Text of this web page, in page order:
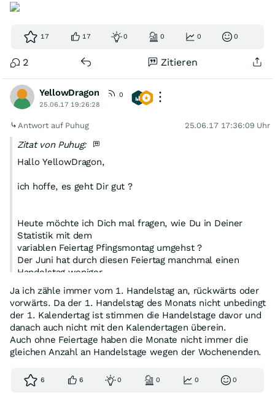
17 17 0 0 0 0
2 Zitieren
YellowDragon
0
25.06.17 19:26:28
Antwort auf Puhug 25.06.17 17:36:09 Uhr
Zitat von Puhug:
Hallo YellowDragon,
ich hoffe, es geht Dir gut ?
Heute möchte ich Dich mal fragen, wie Du in Deiner
Statistik mit dem
variablen Feiertag Pfingsmontag umgehst ?
Der Juni hat durch diesen Feiertag manchmal einen
Handelstag weniger.
In diesem Jahr war ja Pfingsten am 05. Juni, womit es
nur 21 Handelstage
werden, oder betrachtest Du in Deiner Auswertung den
05. Juni als den dritten
Handelstag im Monat, an dem halt kein Handel stattfand
? Dann also 22
Ja ich zähle immer vom 1. Handelstag an, rückwärts oder
vorwärts. Da der 1. Handelstag des Monats nicht unbedingt
der 1. Kalendertag ist stimmen die Handelstage davor und
danach auch nicht mit den Kalendertagen überein.
Auch ohne Feiertage haben die Monate nicht immer die
gleichen Anzahl an Handelstage wegen der Wochenenden.
6 6 0 0 0 0